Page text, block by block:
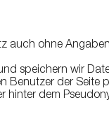
auch ohne
speichern wir
Benutzer der
hinter dem